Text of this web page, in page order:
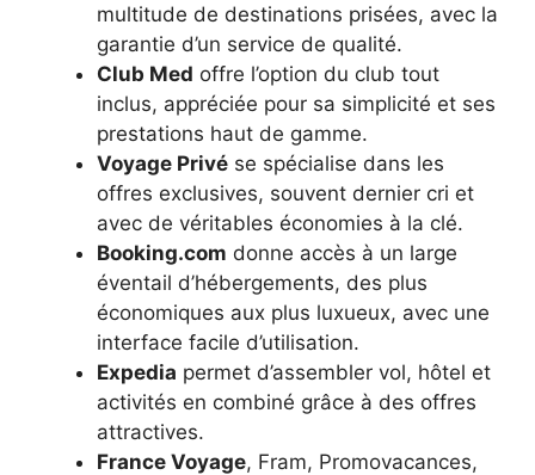
multitude de destinations prisées, avec la
garantie d’un service de qualité.
Club Med offre l’option du club tout
inclus, appréciée pour sa simplicité et ses
prestations haut de gamme.
Voyage Privé se spécialise dans les
offres exclusives, souvent dernier cri et
avec de véritables économies à la clé.
Booking.com donne accès à un large
éventail d’hébergements, des plus
économiques aux plus luxueux, avec une
interface facile d’utilisation.
Expedia permet d’assembler vol, hôtel et
activités en combiné grâce à des offres
attractives.
France Voyage, Fram, Promovacances,